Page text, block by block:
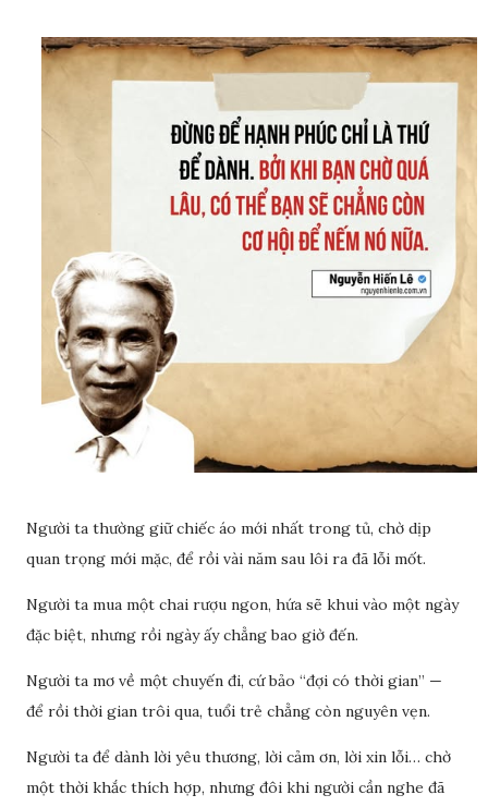
Người ta thường giữ chiếc áo mới nhất trong tủ, chờ dịp
quan trọng mới mặc, để rồi vài năm sau lôi ra đã lỗi mốt.
Người ta mua một chai rượu ngon, hứa sẽ khui vào một ngày
đặc biệt, nhưng rồi ngày ấy chẳng bao giờ đến.
Người ta mơ về một chuyến đi, cứ bảo “đợi có thời gian” —
để rồi thời gian trôi qua, tuổi trẻ chẳng còn nguyên vẹn.
Người ta để dành lời yêu thương, lời cảm ơn, lời xin lỗi… chờ
một thời khắc thích hợp, nhưng đôi khi người cần nghe đã